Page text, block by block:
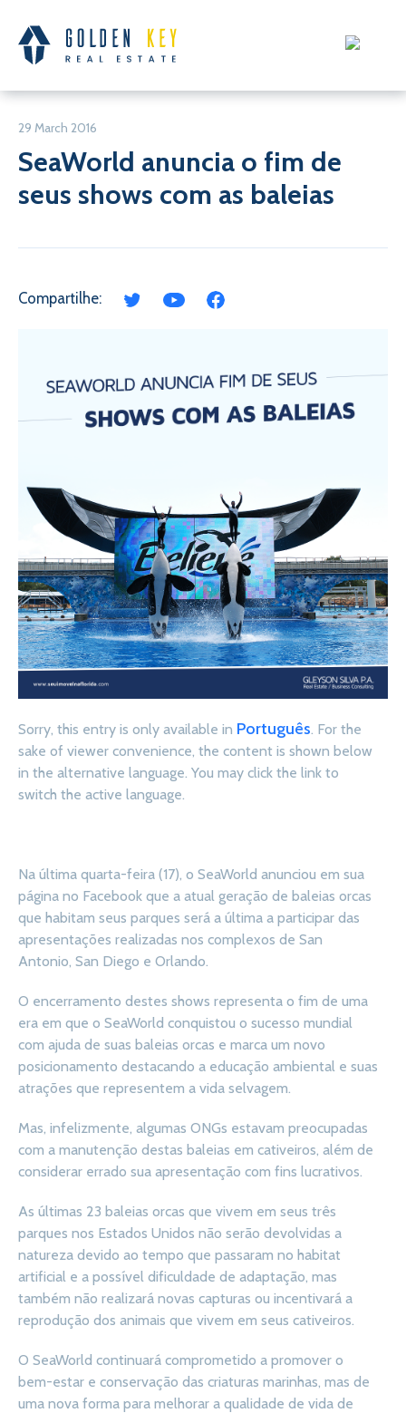
29 March 2016
SeaWorld anuncia o fim de
seus shows com as baleias
Compartilhe:
Sorry, this entry is only available in Português. For the
sake of viewer convenience, the content is shown below
in the alternative language. You may click the link to
switch the active language.
Na última quarta-feira (17), o SeaWorld anunciou em sua
página no Facebook que a atual geração de baleias orcas
que habitam seus parques será a última a participar das
apresentações realizadas nos complexos de San
Antonio, San Diego e Orlando.
O encerramento destes shows representa o fim de uma
era em que o SeaWorld conquistou o sucesso mundial
com ajuda de suas baleias orcas e marca um novo
posicionamento destacando a educação ambiental e suas
atrações que representem a vida selvagem.
Mas, infelizmente, algumas ONGs estavam preocupadas
com a manutenção destas baleias em cativeiros, além de
considerar errado sua apresentação com fins lucrativos.
As últimas 23 baleias orcas que vivem em seus três
parques nos Estados Unidos não serão devolvidas a
natureza devido ao tempo que passaram no habitat
artificial e a possível dificuldade de adaptação, mas
também não realizará novas capturas ou incentivará a
reprodução dos animais que vivem em seus cativeiros.
O SeaWorld continuará comprometido a promover o
bem-estar e conservação das criaturas marinhas, mas de
uma nova forma para melhorar a qualidade de vida de